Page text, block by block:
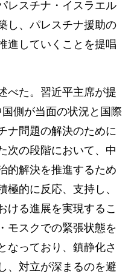
レスチナ・イスラエル
し、パレスチナ援助の
進していくことを提唱
べた。習近平主席が提
側が当面の状況と国際
ナ問題の解決のために
次の段階において、中
的解決を推進するため
的に反応、支持し、
ける進展を実現するこ
モスクでの緊張状態を
なっており、鎮静化さ
、対立が深まるのを避